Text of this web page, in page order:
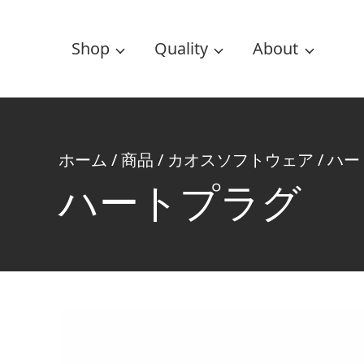
Shop Quality About
ホーム /商品 / カオスソフトウェア /ハ
ハートプラグ